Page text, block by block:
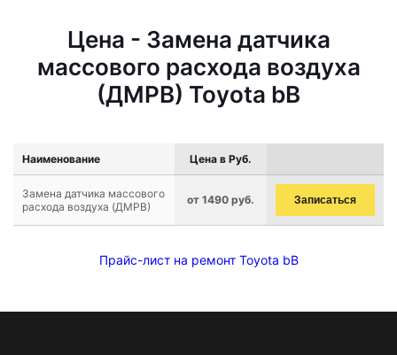
Цена - Замена датчика
массового расхода воздуха
(ДМРВ) Toyota bB
Наименование Цена в Руб.
Замена датчика массового
расхода воздуха (ДМРВ)
от 1490 руб. Записаться
Прайс-лист на ремонт Toyota bB